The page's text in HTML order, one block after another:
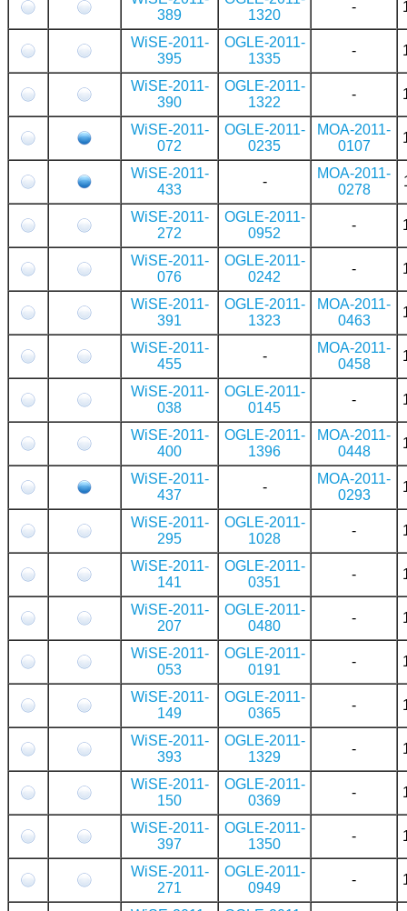
389
1320
-
WiSE-2011-
395
OGLE-2011-
1335
-
WiSE-2011-
390
OGLE-2011-
1322
-
WiSE-2011-
072
OGLE-2011-
0235
MOA-2011-
0107
WiSE-2011-
433
-
MOA-2011-
0278
WiSE-2011-
272
OGLE-2011-
0952
-
WiSE-2011-
076
OGLE-2011-
0242
-
WiSE-2011-
391
OGLE-2011-
1323
MOA-2011-
0463
WiSE-2011-
455
-
MOA-2011-
0458
WiSE-2011-
038
OGLE-2011-
0145
-
WiSE-2011-
400
OGLE-2011-
1396
MOA-2011-
0448
WiSE-2011-
437
-
MOA-2011-
0293
WiSE-2011-
295
OGLE-2011-
1028
-
WiSE-2011-
141
OGLE-2011-
0351
-
WiSE-2011-
207
OGLE-2011-
0480
-
WiSE-2011-
053
OGLE-2011-
0191
-
WiSE-2011-
149
OGLE-2011-
0365
-
WiSE-2011-
393
OGLE-2011-
1329
-
WiSE-2011-
150
OGLE-2011-
0369
-
WiSE-2011-
397
OGLE-2011-
1350
-
WiSE-2011-
271
OGLE-2011-
0949
-